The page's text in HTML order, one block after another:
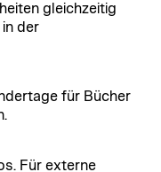
gleichzeitig
der
für Bücher
Für externe